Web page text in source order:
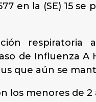
en la (SE) 15 se
respiratoria
de Influenza A
que aún se
los menores de 2